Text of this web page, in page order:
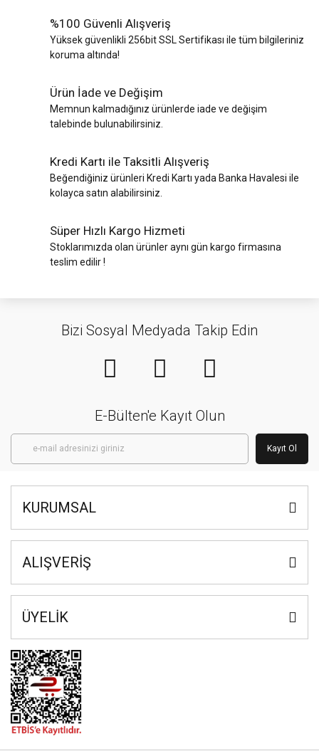
%100 Güvenli Alışveriş
Yüksek güvenlikli 256bit SSL Sertifikası ile tüm bilgileriniz
koruma altında!
Ürün İade ve Değişim
Memnun kalmadığınız ürünlerde iade ve değişim
talebinde bulunabilirsiniz.
Kredi Kartı ile Taksitli Alışveriş
Beğendiğiniz ürünleri Kredi Kartı yada Banka Havalesi ile
kolayca satın alabilirsiniz.
Süper Hızlı Kargo Hizmeti
Stoklarımızda olan ürünler aynı gün kargo firmasına
teslim edilir !
Bizi Sosyal Medyada Takip Edin
E-Bülten'e Kayıt Olun
Kayıt Ol
KURUMSAL
ALIŞVERİŞ
ÜYELİK